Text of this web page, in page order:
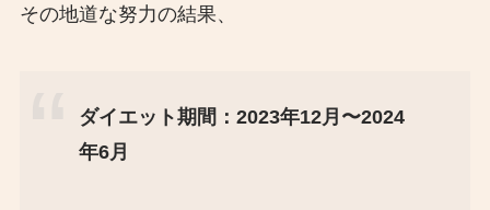
その地道な努力の結果、
ダイエット期間：2023年12月〜2024
年6月